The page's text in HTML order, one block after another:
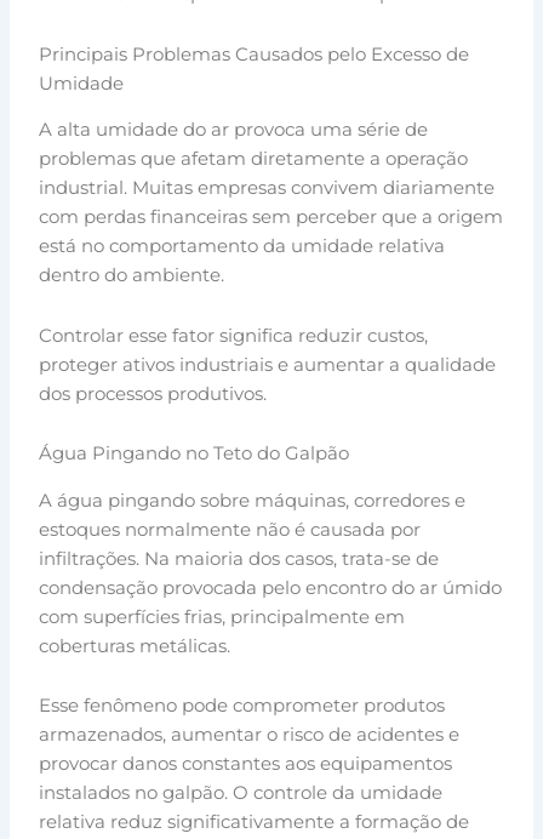
Principais Problemas Causados pelo Excesso de
Umidade
A alta umidade do ar provoca uma série de
problemas que afetam diretamente a operação
industrial. Muitas empresas convivem diariamente
com perdas financeiras sem perceber que a origem
está no comportamento da umidade relativa
dentro do ambiente.
Controlar esse fator significa reduzir custos,
proteger ativos industriais e aumentar a qualidade
dos processos produtivos.
Água Pingando no Teto do Galpão
A água pingando sobre máquinas, corredores e
estoques normalmente não é causada por
infiltrações. Na maioria dos casos, trata-se de
condensação provocada pelo encontro do ar úmido
com superfícies frias, principalmente em
coberturas metálicas.
Esse fenômeno pode comprometer produtos
armazenados, aumentar o risco de acidentes e
provocar danos constantes aos equipamentos
instalados no galpão. O controle da umidade
relativa reduz significativamente a formação de